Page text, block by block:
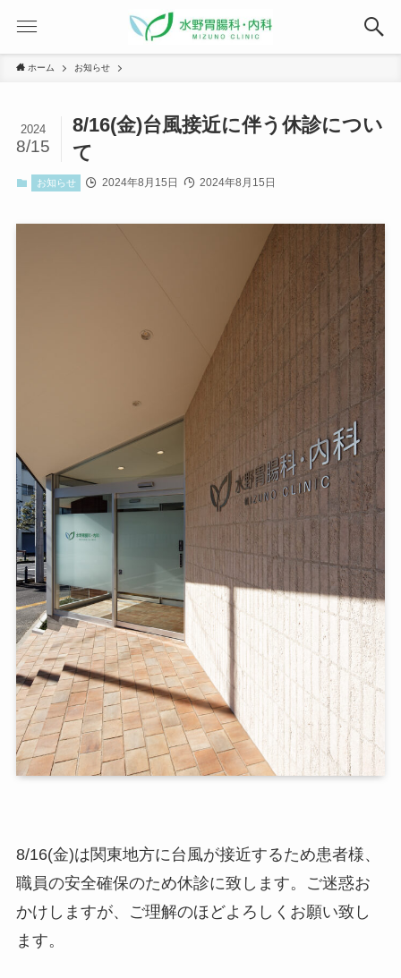
ホーム お知らせ
8/16(金)台風接近に伴う休診につい
て
2024
8/15
お知らせ 2024年8月15日 2024年8月15日
8/16(金)は関東地方に台風が接近するため患者様、
職員の安全確保のため休診に致します。ご迷惑お
かけしますが、ご理解のほどよろしくお願い致し
ます。